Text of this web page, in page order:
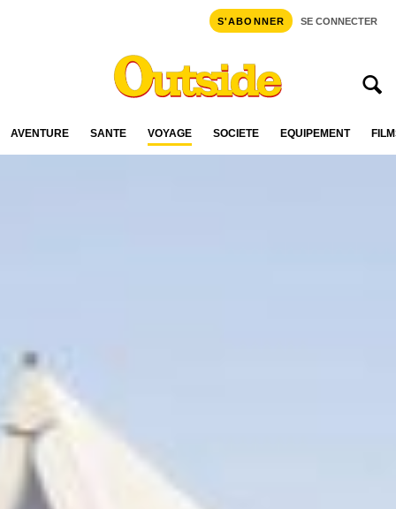
S'ABONNER SE CONNECTER
AVENTURE SANTÉ VOYAGE SOCIÉTÉ ÉQUIPEMENT